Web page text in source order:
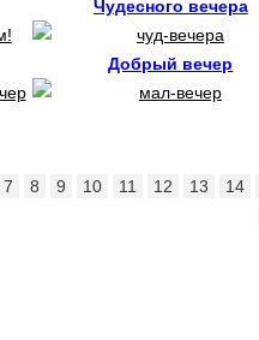
Чудесного вечера
Добрый вечер
7 8 9 10 11 12 13 14